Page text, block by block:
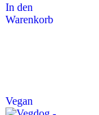
In den
Warenkorb
Vegan